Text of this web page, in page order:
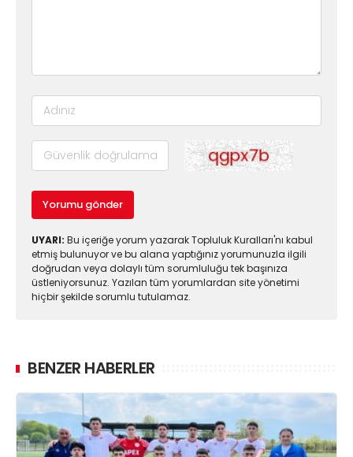
Yorumu gönder
UYARI: Bu içeriğe yorum yazarak Topluluk Kuralları'nı kabul
etmiş bulunuyor ve bu alana yaptığınız yorumunuzla ilgili
doğrudan veya dolaylı tüm sorumluluğu tek başınıza
üstleniyorsunuz. Yazılan tüm yorumlardan site yönetimi
hiçbir şekilde sorumlu tutulamaz.
BENZER HABERLER